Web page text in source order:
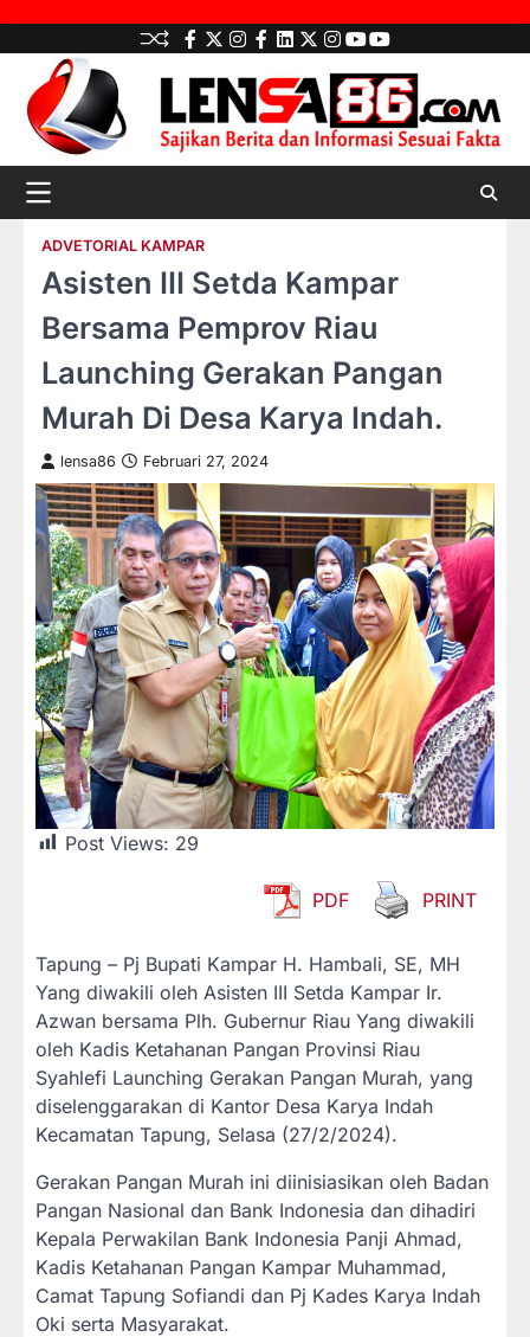
content
facebook
Twitter
instagram
Facebook
LinkedIn
twitter
Instagram
youtube
youtube
ADVETORIAL KAMPAR
Asisten III Setda Kampar
Bersama Pemprov Riau
Launching Gerakan Pangan
Murah Di Desa Karya Indah.
lensa86 Februari 27, 2024
Post Views: 29
PDF PRINT
Tapung – Pj Bupati Kampar H. Hambali, SE, MH
Yang diwakili oleh Asisten III Setda Kampar Ir.
Azwan bersama Plh. Gubernur Riau Yang diwakili
oleh Kadis Ketahanan Pangan Provinsi Riau
Syahlefi Launching Gerakan Pangan Murah, yang
diselenggarakan di Kantor Desa Karya Indah
Kecamatan Tapung, Selasa (27/2/2024).
Gerakan Pangan Murah ini diinisiasikan oleh Badan
Pangan Nasional dan Bank Indonesia dan dihadiri
Kepala Perwakilan Bank Indonesia Panji Ahmad,
Kadis Ketahanan Pangan Kampar Muhammad,
Camat Tapung Sofiandi dan Pj Kades Karya Indah
Oki serta Masyarakat.